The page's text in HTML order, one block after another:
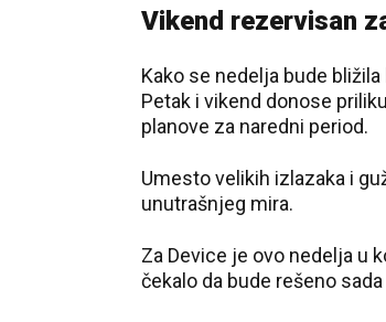
Vikend rezervisan
Kako se nedelja bude
Petak i vikend donose
planove za naredni period.
Umesto velikih izlazaka i
unutrašnjeg mira.
Za Device je ovo nedelja u
čekalo da bude rešeno